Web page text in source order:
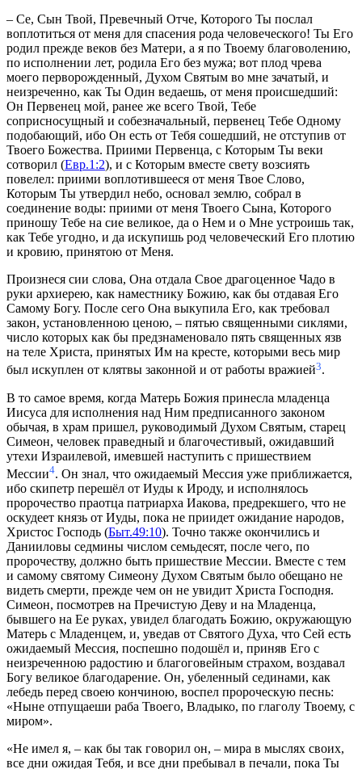
– Се, Сын Твой, Превечный Отче, Которого Ты послал
воплотиться от меня для спасения рода человеческого! Ты Его
родил прежде веков без Матери, а я по Твоему благоволению,
по исполнении лет, родила Его без мужа; вот плод чрева
моего перворожденный, Духом Святым во мне зачатый, и
неизреченно, как Ты Один ведаешь, от меня происшедший:
Он Первенец мой, ранее же всего Твой, Тебе
соприсносущный и собезначальный, первенец Тебе Одному
подобающий, ибо Он есть от Тебя сошедший, не отступив от
Твоего Божества. Приими Первенца, с Которым Ты веки
сотворил (Евр.1:2), и с Которым вместе свету возсиять
повелел: приими воплотившееся от меня Твое Слово,
Которым Ты утвердил небо, основал землю, собрал в
соединение воды: приими от меня Твоего Сына, Которого
приношу Тебе на сие великое, да о Нем и о Мне устроишь так,
как Тебе угодно, и да искупишь род человеческий Его плотию
и кровию, принятою от Меня.
Произнеся сии слова, Она отдала Свое драгоценное Чадо в
руки архиерею, как наместнику Божию, как бы отдавая Его
Самому Богу. После сего Она выкупила Его, как требовал
закон, установленною ценою, – пятью священными сиклями,
число которых как бы предзнаменовало пять священных язв
на теле Христа, принятых Им на кресте, которыми весь мир
был искуплен от клятвы законной и от работы вражией3.
В то самое время, когда Матерь Божия принесла младенца
Иисуса для исполнения над Ним предписанного законом
обычая, в храм пришел, руководимый Духом Святым, старец
Симеон, человек праведный и благочестивый, ожидавший
утехи Израилевой, имевшей наступить с пришествием
Мессии4. Он знал, что ожидаемый Мессия уже приближается,
ибо скипетр перешёл от Иуды к Ироду, и исполнялось
пророчество праотца патриарха Иакова, предрекшего, что не
оскудеет князь от Иуды, пока не приидет ожидание народов,
Христос Господь (Быт.49:10). Точно также окончились и
Данииловы седмины числом семьдесят, после чего, по
пророчеству, должно быть пришествие Мессии. Вместе с тем
и самому святому Симеону Духом Святым было обещано не
видеть смерти, прежде чем он не увидит Христа Господня.
Симеон, посмотрев на Пречистую Деву и на Младенца,
бывшего на Ее руках, увидел благодать Божию, окружающую
Матерь с Младенцем, и, уведав от Святого Духа, что Сей есть
ожидаемый Мессия, поспешно подошёл и, приняв Его с
неизреченною радостию и благоговейным страхом, воздавал
Богу великое благодарение. Он, убеленный сединами, как
лебедь перед своею кончиною, воспел пророческую песнь:
«Ныне отпущаеши раба Твоего, Владыко, по глаголу Твоему, с
миром».
«Не имел я, – как бы так говорил он, – мира в мыслях своих,
все дни ожидая Тебя, и все дни пребывал в печали, пока Ты